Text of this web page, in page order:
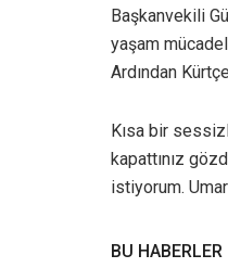
Başkanvekili
yaşam
Ardından
Kısa bir
kapattınız
istiyorum.
BU HABERLER